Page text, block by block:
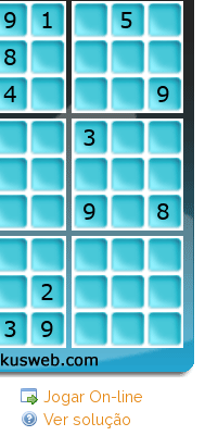
Jogar On-line
Ver solução